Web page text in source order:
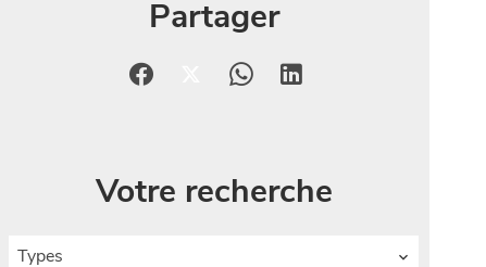
Partager
Votre recherche
Types